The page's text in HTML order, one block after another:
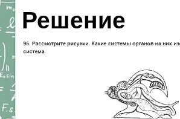
Решение